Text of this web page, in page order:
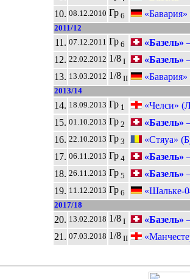
10. 08.12.2010 Гр6
2011/12
11. 07.12.2011 Гр6 «Базель»
12. 22.02.2012 1/8I «Базель»
13. 13.03.2012 1/8II
2013/14
14. 18.09.2013 Гр1 «Челси»
15. 01.10.2013 Гр2 «Базель»
16. 22.10.2013 Гр3 «Стяуа»
17. 06.11.2013 Гр4 «Базель»
18. 26.11.2013 Гр5 «Базель»
19. 11.12.2013 Гр6 «Шальке-
2017/18
20. 13.02.2018 1/8I «Базель»
21. 07.03.2018 1/8II